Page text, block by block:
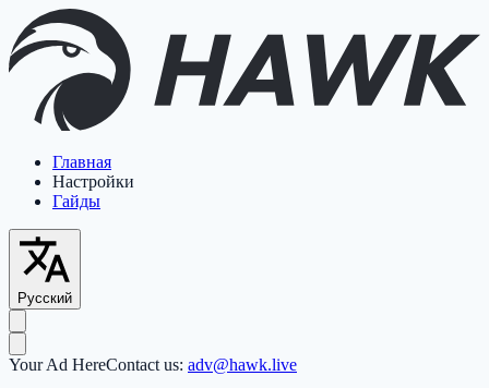
Главная
Настройки
Гайды
Русский
Your Ad HereContact us: adv@hawk.live